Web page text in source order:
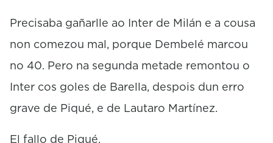
Precisaba gañarlle ao Inter de Milán e a cousa
non comezou mal, porque Dembelé marcou
no 40. Pero na segunda metade remontou o
Inter cos goles de Barella, despois dun erro
grave de Piqué, e de Lautaro Martínez.
El fallo de Piqué.